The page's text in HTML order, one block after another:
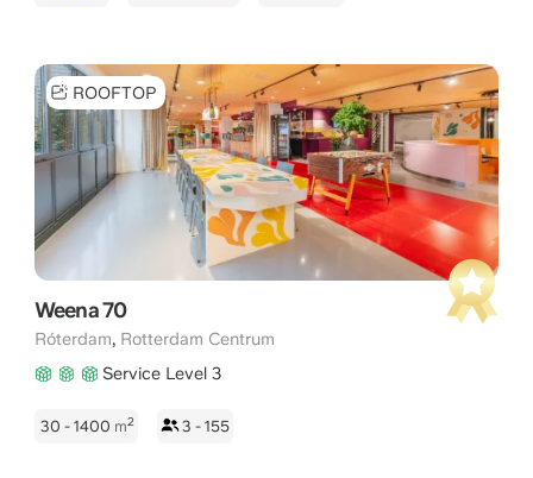
ROOFTOP
Weena 70
Róterdam, Rotterdam Centrum
Service Level 3
30 - 1400 m2 3 - 155